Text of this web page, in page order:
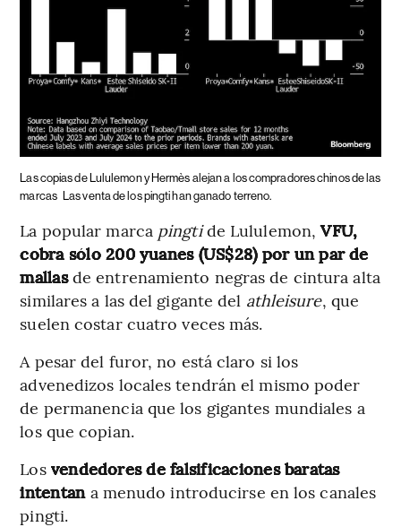
Las copias de Lululemon y Hermès alejan a los compradores chinos de las
marcas Las venta de los pingti han ganado terreno.
La popular marca pingtide Lululemon, VFU,
cobra sólo 200 yuanes (US$28) por un par de
mallasde entrenamiento negras de cintura alta
similares a las del gigante del athleisure, que
suelen costar cuatro veces más.
A pesar del furor, no está claro si los
advenedizos locales tendrán el mismo poder
de permanencia que los gigantes mundiales a
los que copian.
Los vendedores de falsificaciones baratas
intentan a menudo introducirse en los canales
pingti.